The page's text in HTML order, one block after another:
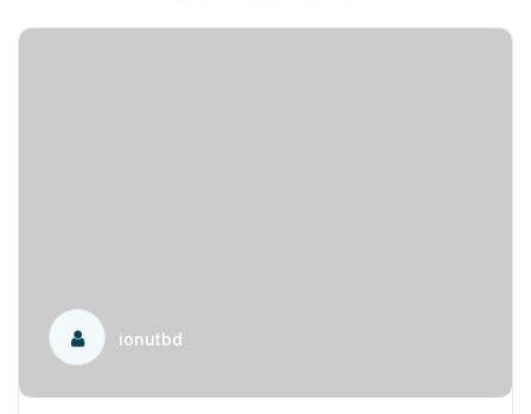
ionutbd